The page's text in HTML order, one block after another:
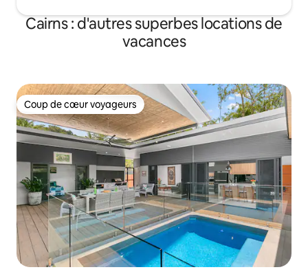
Cairns : d'autres superbes locations de
vacances
Coup de cœur voyageurs
Coup de cœur voyageurs